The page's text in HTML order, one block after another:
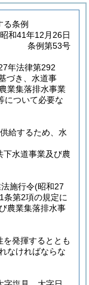
る条例
昭和41年12月26日
条例第53号
年法律第292
づき、水道事
業集落排水事業
について必要な
給するため、水
下水道事業及び農
施行令(昭和27
条第2項の規定に
農業集落排水事
を発揮するととも
なければならな